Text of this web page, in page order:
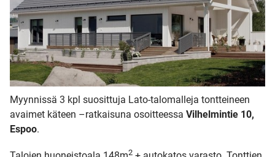
Myynnissä 3 kpl suosittuja Lato-talomalleja tontteineen
avaimet käteen –ratkaisuna osoitteessa Vilhelmintie 10,
Espoo.
2